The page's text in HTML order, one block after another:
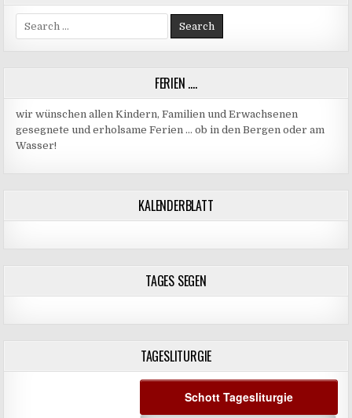
for:
FERIEN ….
wir wünschen allen Kindern, Familien und Erwachsenen
gesegnete und erholsame Ferien … ob in den Bergen oder am
Wasser!
KALENDERBLATT
TAGES SEGEN
TAGESLITURGIE
Schott Tagesliturgie